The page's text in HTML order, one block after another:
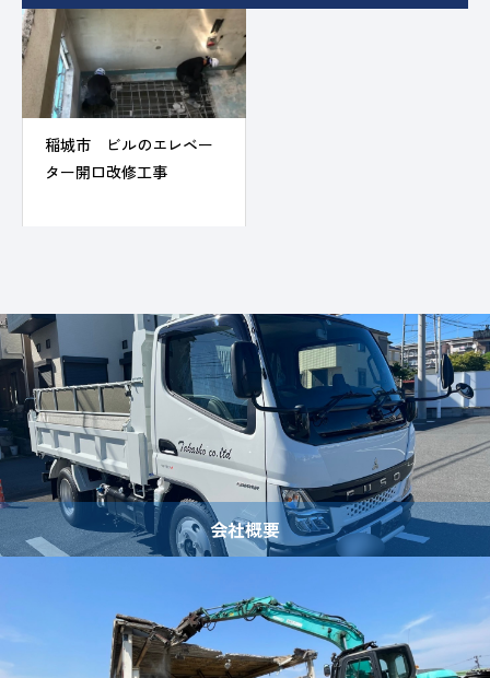
稲城市 ビルのエレベー
ター開口改修工事
会社概要